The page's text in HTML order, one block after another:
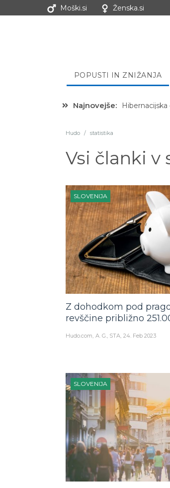
Moški.si Ženska.si
POPUSTI IN ZNIŽANJA
Najnovejše:
Hudo / statistika
Vsi članki v
SLOVENIJA
Z dohodkom pod
revščine približno
Hudo.com A. G., STA 24. Feb 2023
SLOVENIJA